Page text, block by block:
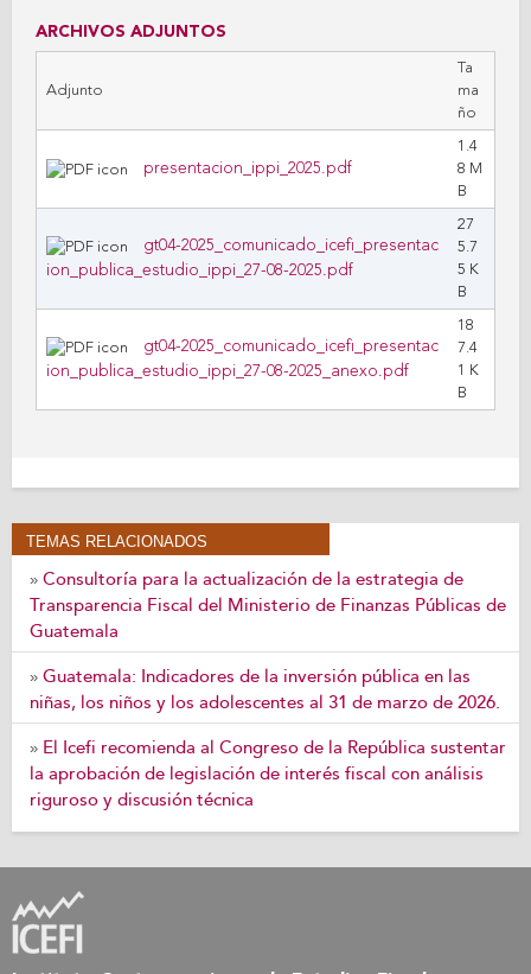
ARCHIVOS ADJUNTOS
Adjunto
Ta
ma
ño
presentacion_ippi_2025.pdf
1.4
8 M
B
gt04-2025_comunicado_icefi_presentac
ion_publica_estudio_ippi_27-08-2025.pdf
27
5.7
5 K
B
gt04-2025_comunicado_icefi_presentac
ion_publica_estudio_ippi_27-08-2025_anexo.pdf
18
7.4
1 K
B
TEMAS RELACIONADOS
» Consultoría para la actualización de la estrategia de
Transparencia Fiscal del Ministerio de Finanzas Públicas de
Guatemala
» Guatemala: Indicadores de la inversión pública en las
niñas, los niños y los adolescentes al 31 de marzo de 2026.
» El Icefi recomienda al Congreso de la República sustentar
la aprobación de legislación de interés fiscal con análisis
riguroso y discusión técnica